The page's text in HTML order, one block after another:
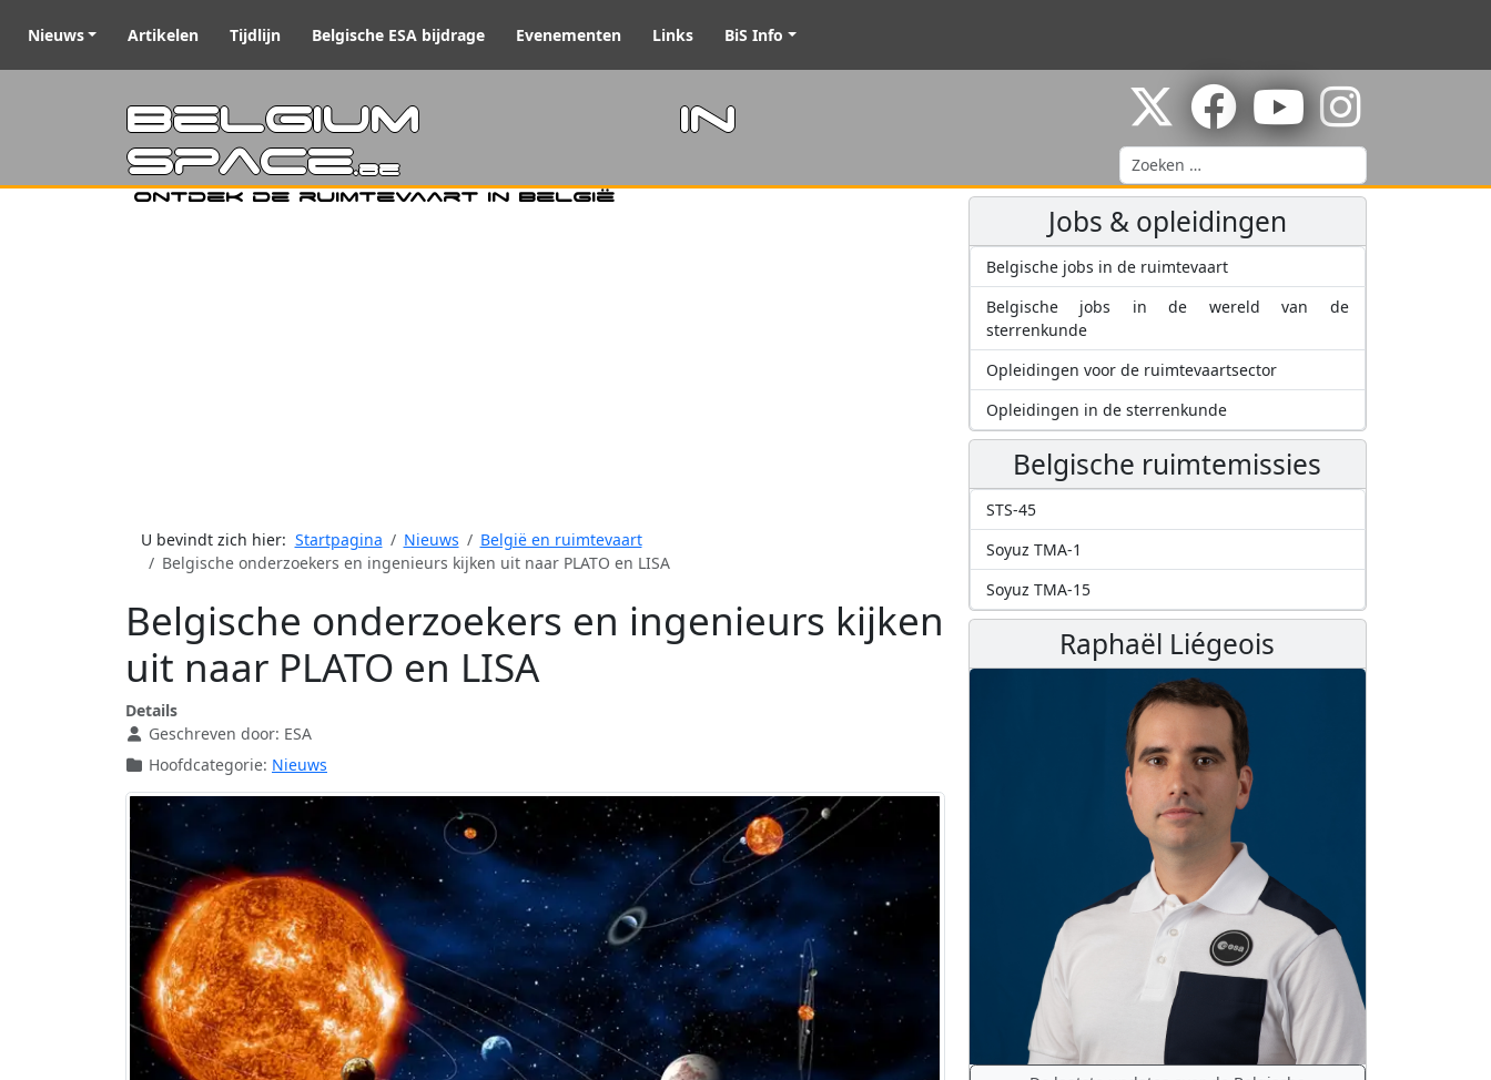
Nieuws Artikelen Tijdlijn Belgische ESA bijdrage Evenementen Links BiS Info
Belgium in
Space.be
Ontdek de ruimtevaart in België
Zoeken
U bevindt zich hier: Startpagina Nieuws
België en ruimtevaart
Belgische onderzoekers en ingenieurs kijken uit naar PLATO en LISA
Belgische onderzoekers en ingenieurs kijken
uit naar PLATO en LISA
Details
Geschreven door: ESA
Hoofdcategorie: Nieuws
Jobs & opleidingen
Belgische jobs in de ruimtevaart
Belgische jobs in de wereld van de
sterrenkunde
Opleidingen voor de ruimtevaartsector
Opleidingen in de sterrenkunde
Belgische ruimtemissies
STS-45
Soyuz TMA-1
Soyuz TMA-15
Raphaël Liégeois